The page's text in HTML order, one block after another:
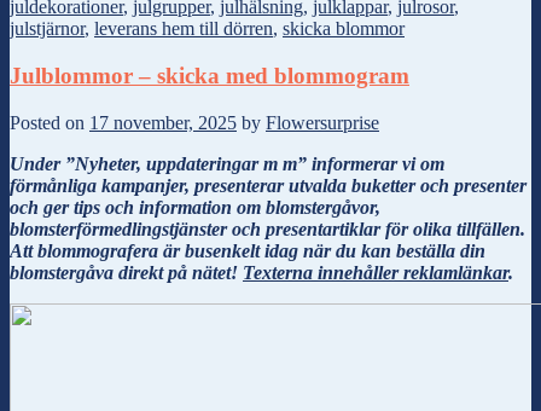
juldekorationer, julgrupper, julhälsning, julklappar, julrosor,
julstjärnor, leverans hem till dörren, skicka blommor
Julblommor – skicka med blommogram
Posted on 17 november, 2025 by Flowersurprise
Under ”Nyheter, uppdateringar m m” informerar vi om
förmånliga kampanjer, presenterar utvalda buketter och presenter
och ger tips och information om blomstergåvor,
blomsterförmedlingstjänster och presentartiklar för olika tillfällen.
Att blommografera är busenkelt idag när du kan beställa din
blomstergåva direkt på nätet! Texterna innehåller reklamlänkar.